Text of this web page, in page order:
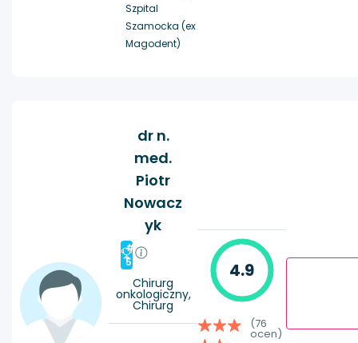
Szpital
Szamocka (ex
Magodent)
dr n.
med.
Piotr
Nowacz
yk
#
5
Chirurg
onkologiczny,
Chirurg
4.9
(76
ocen)